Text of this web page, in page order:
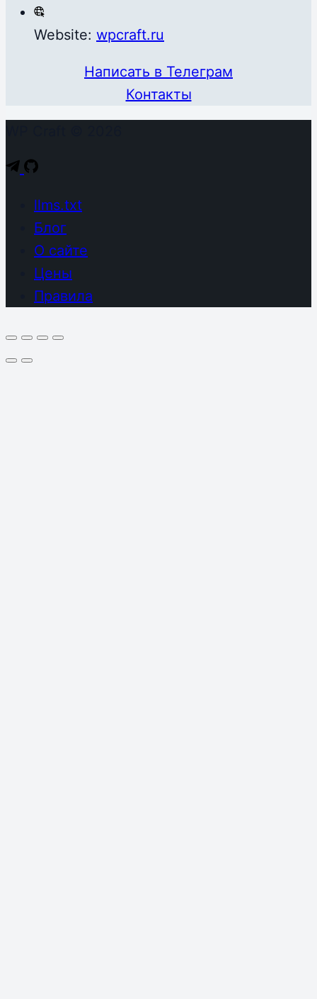
Website: wpcraft.ru
Написать в Телеграм
Контакты
llms.txt
Блог
О сайте
Цены
Правила